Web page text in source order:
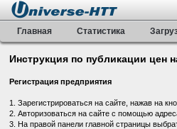
Главная Статистика
Инструкция по публикации цен
Регистрация предприятия
1. Зарегистрироваться на сайте, нажав на
2. Авторизоваться на сайте с помощью
3. На правой панели главной страницы